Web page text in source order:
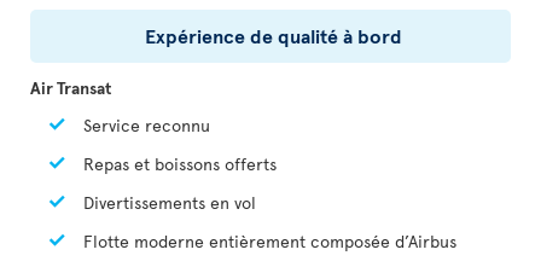
Expérience de qualité à bord
Air Transat
Service reconnu
Repas et boissons offerts
Divertissements en vol
Flotte moderne entièrement composée d’Airbus